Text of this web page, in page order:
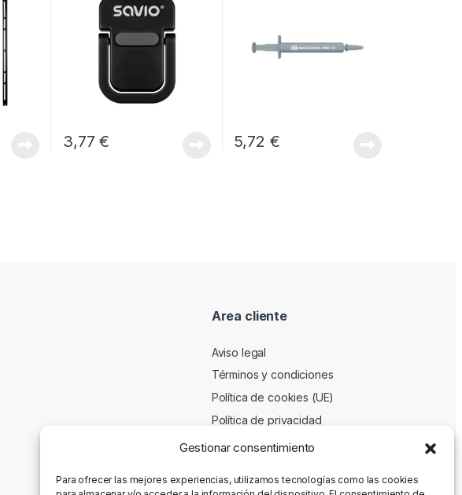
Gestionar consentimiento
Para ofrecer las mejores experiencias, utilizamos tecnologías como las cookies
3,77€ 5,72 €
Area cliente
Aviso legal
Términos y condiciones
Política de cookies (UE)
Política de privacidad